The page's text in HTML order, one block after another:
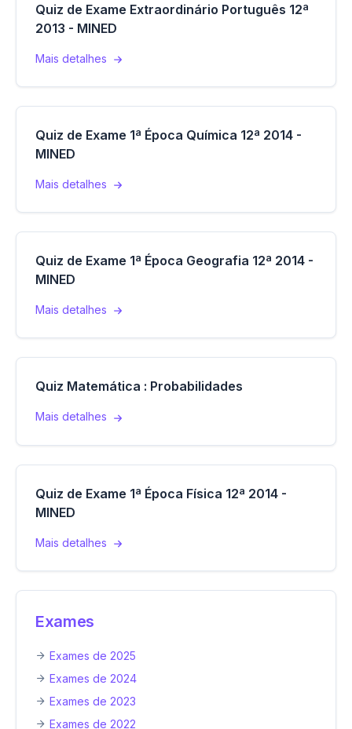
Quiz de Exame Extraordinário Português 12ª
2013 - MINED
Mais detalhes
Quiz de Exame 1ª Época Química 12ª 2014 -
MINED
Mais detalhes
Quiz de Exame 1ª Época Geografia 12ª 2014 -
MINED
Mais detalhes
Quiz Matemática : Probabilidades
Mais detalhes
Quiz de Exame 1ª Época Física 12ª 2014 -
MINED
Mais detalhes
Exames
Exames de 2025
Exames de 2024
Exames de 2023
Exames de 2022